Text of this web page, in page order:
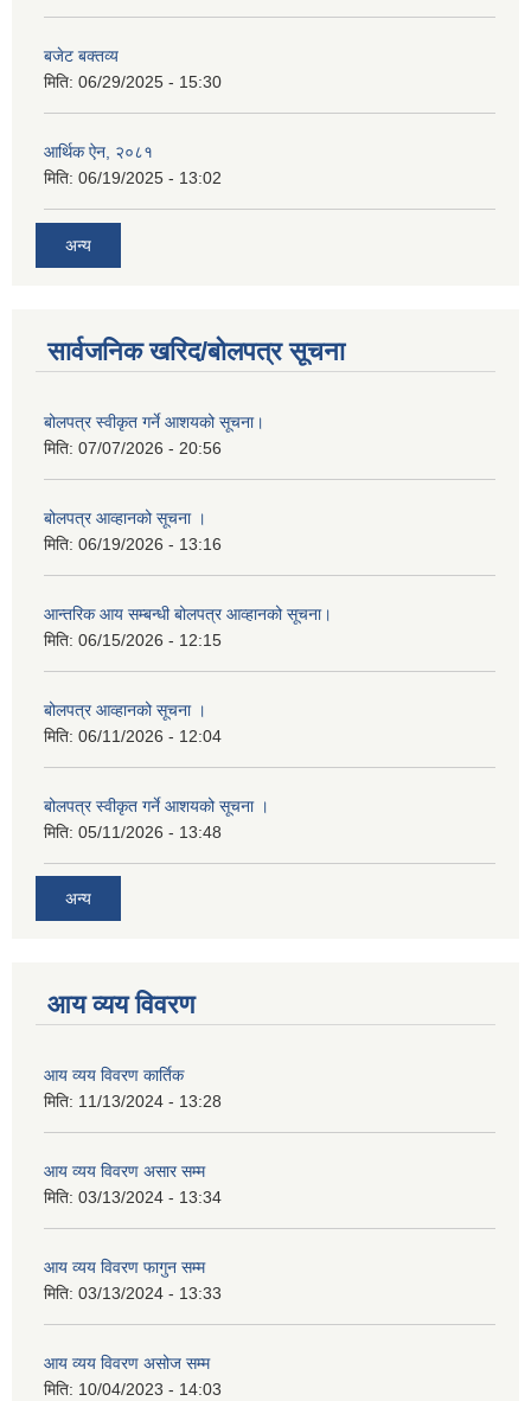
बजेट बक्तव्य
मिति: 06/29/2025 - 15:30
आर्थिक ऐन, २०८१
मिति: 06/19/2025 - 13:02
अन्य
सार्वजनिक खरिद/बोलपत्र सूचना
बोलपत्र स्वीकृत गर्ने आशयको सूचना।
मिति: 07/07/2026 - 20:56
बोलपत्र आव्हानको सूचना ।
मिति: 06/19/2026 - 13:16
आन्तरिक आय सम्बन्धी बोलपत्र आव्हानको सूचना।
मिति: 06/15/2026 - 12:15
बोलपत्र आव्हानको सूचना ।
मिति: 06/11/2026 - 12:04
बोलपत्र स्वीकृत गर्ने आशयको सूचना ।
मिति: 05/11/2026 - 13:48
अन्य
आय व्यय विवरण
आय व्यय विवरण कार्तिक
मिति: 11/13/2024 - 13:28
आय व्यय विवरण असार सम्म
मिति: 03/13/2024 - 13:34
आय व्यय विवरण फागुन सम्म
मिति: 03/13/2024 - 13:33
आय व्यय विवरण असोज सम्म
मिति: 10/04/2023 - 14:03